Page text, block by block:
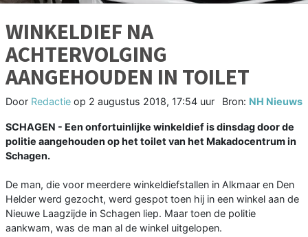
WINKELDIEF NA
ACHTERVOLGING
AANGEHOUDEN IN TOILET
Door Redactie op 2 augustus 2018, 17:54 uur Bron: NH Nieuws
SCHAGEN - Een onfortuinlijke winkeldief is dinsdag door de
politie aangehouden op het toilet van het Makadocentrum in
Schagen.
De man, die voor meerdere winkeldiefstallen in Alkmaar en Den
Helder werd gezocht, werd gespot toen hij in een winkel aan de
Nieuwe Laagzijde in Schagen liep. Maar toen de politie
aankwam, was de man al de winkel uitgelopen.